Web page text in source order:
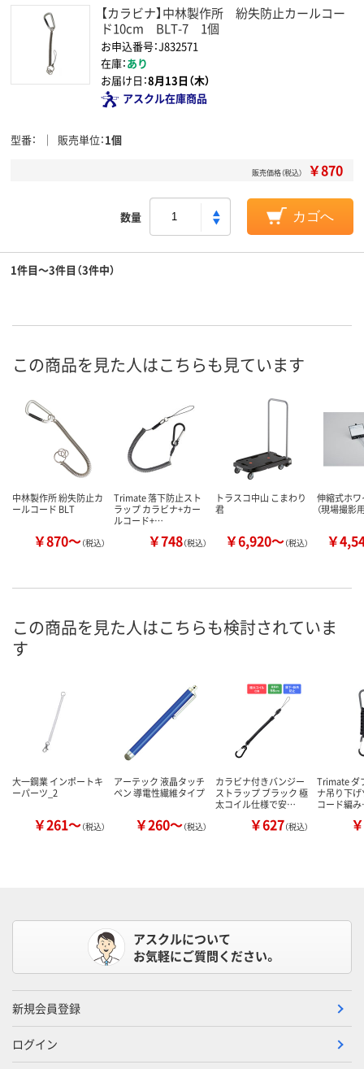
【カラビナ】中林製作所 紛失防止カールコー
ド10cm BLT-7 1個
お申込番号：J832571
在庫：あり
お届け日：8月13日（木）
アスクル在庫商品
型番 販売単位 1個
販売価格（税込） ￥870
数量 カゴへ
1件目～3件目（3件中）
この商品を見た人はこちらも見ています
中林製作所 紛失防止カ
ールコード BLT
￥870～（税込）
Trimate 落下防止スト
ラップ カラビナ+カー
ルコード+…
￥748（税込）
トラスコ中山 こまわり
君
￥6,920～（税込）
伸縮式ホ
（現場撮影
￥
この商品を見た人はこちらも検討されていま
す
大一鋼業 インポートキ
ーパーツ_2
￥261～（税込）
アーテック 液晶タッチ
ペン 導電性繊維タイプ
￥260～（税込）
カラビナ付きバンジー
ストラップ ブラック 極
太コイル仕様で安…
￥627（税込）
Trimate ダ
ナ吊り下
コード編
アスクルについて
お気軽にご質問ください。
新規会員登録
ログイン